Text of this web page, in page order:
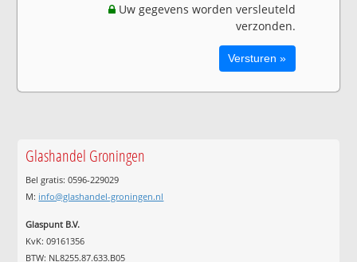
Uw gegevens worden versleuteld
verzonden.
Glashandel Groningen
Bel gratis: 0596-229029
M: info@glashandel-groningen.nl
Glaspunt B.V.
KvK: 09161356
BTW: NL8255.87.633.B05